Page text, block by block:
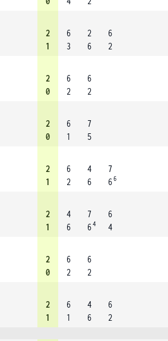
2
1
6
3
2
6
6
2
2
0
6
2
6
2
2
0
6
1
7
5
2
1
6
2
4
6
7
66
2
1
4
6
7
64
6
4
2
0
6
2
6
2
2
1
6
1
4
6
6
2